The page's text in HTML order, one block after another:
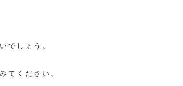
でしょう。
てください。